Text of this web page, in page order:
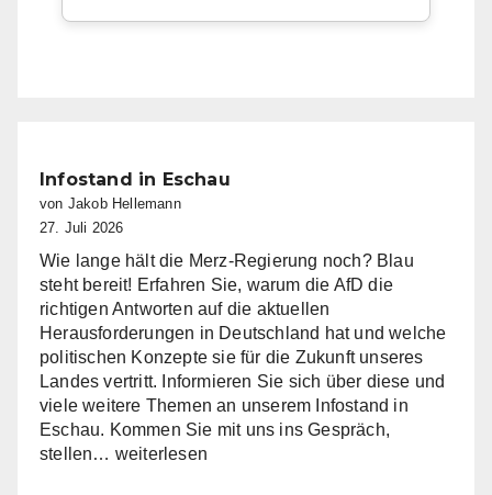
Infostand in Eschau
von Jakob Hellemann
27. Juli 2026
Wie lange hält die Merz-Regierung noch? Blau
steht bereit! Erfahren Sie, warum die AfD die
richtigen Antworten auf die aktuellen
Herausforderungen in Deutschland hat und welche
politischen Konzepte sie für die Zukunft unseres
Landes vertritt. Informieren Sie sich über diese und
viele weitere Themen an unserem Infostand in
Eschau. Kommen Sie mit uns ins Gespräch,
stellen… Infostand
weiterlesen